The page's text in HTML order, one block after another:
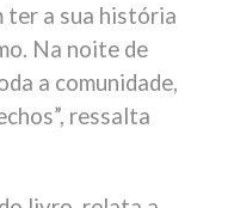
ter a sua história
Na noite de
a comunidade,
ressalta